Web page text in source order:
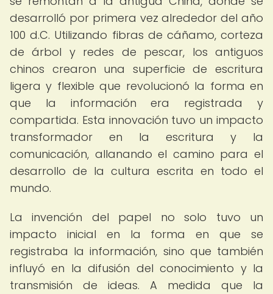
desarrolló por primera vez alrededor del año
100 d.C. Utilizando fibras de cáñamo, corteza
de árbol y redes de pescar, los antiguos
chinos crearon una superficie de escritura
ligera y flexible que revolucionó la forma en
que la información era registrada y
compartida. Esta innovación tuvo un impacto
transformador en la escritura y la
comunicación, allanando el camino para el
desarrollo de la cultura escrita en todo el
mundo.
La invención del papel no solo tuvo un
impacto inicial en la forma en que se
registraba la información, sino que también
influyó en la difusión del conocimiento y la
transmisión de ideas. A medida que la